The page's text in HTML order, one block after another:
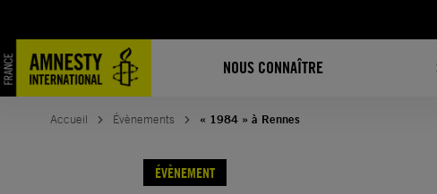
NOUS CONNAÎTRE
Accueil Évènements « 1984 » à Rennes
ÉVÈNEMENT